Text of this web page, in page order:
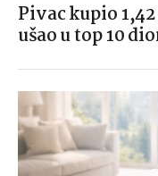
Pivac kupio
ušao u top 10